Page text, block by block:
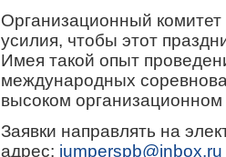
Организационный
усилия, чтобы этот
Имея такой опыт
международных
высоком
Заявки направлять на
адрес: jumperspb@inbox.ru